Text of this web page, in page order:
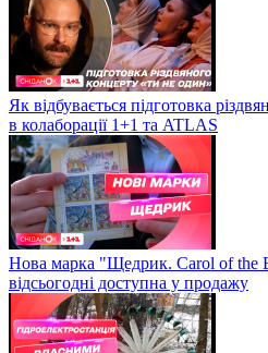
Як відбувається підготовка
в колаборації 1+1 та ATLAS
Нова марка "Щедрик. Carol of the
відсьогодні доступна у продажу